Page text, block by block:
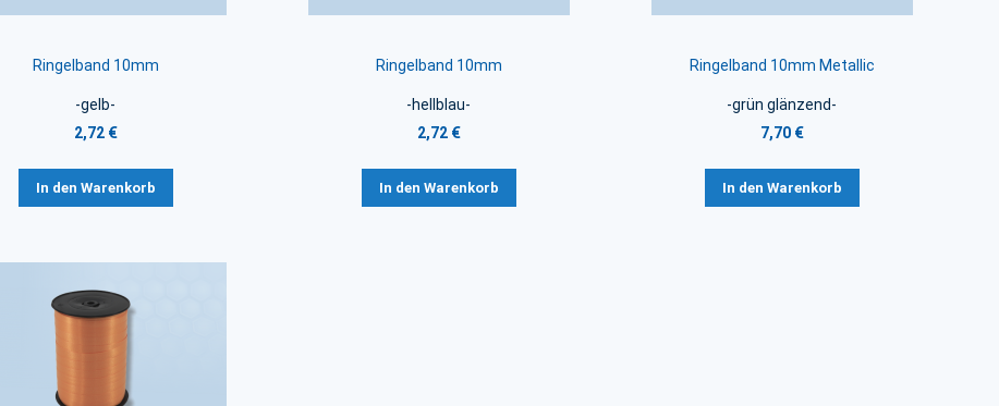
Ringelband 10mm
-gelb-
2,72 €
In den Warenkorb
Ringelband 10mm
-hellblau-
2,72 €
In den Warenkorb
Ringelband 10mm Metallic
-grün glänzend-
7,70 €
In den Warenkorb